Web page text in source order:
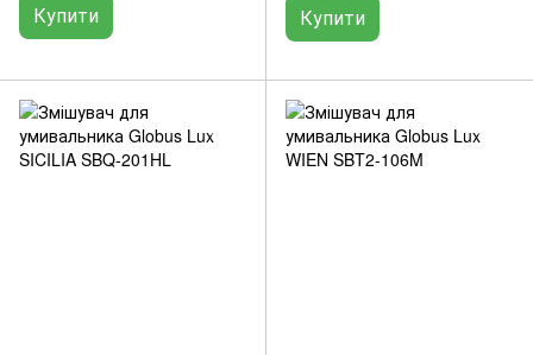
Купити Купити